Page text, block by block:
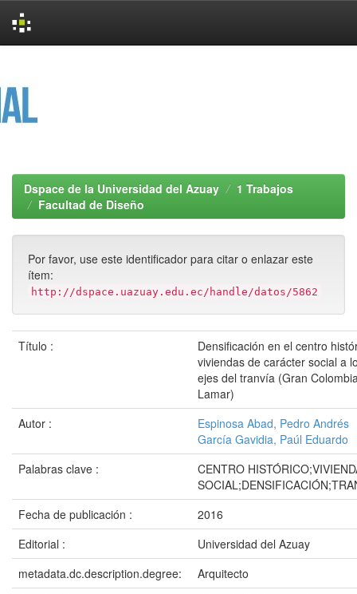
Dspace de la Universidad del Azuay
1 Trabajos
Facultad de Diseño
Por favor, use este identificador para citar o enlazar este
ítem:
http://dspace.uazuay.edu.ec/handle/datos/5862
Título :
Densificación en el centro
viviendas de carácter social a
ejes del tranvía (Gran
Lamar)
Autor :
Espinosa Abad, Pedro Andrés
García Gavidia, Paúl Eduardo
Palabras clave :
CENTRO
Fecha de publicación :
2016
Editorial :
Universidad del Azuay
metadata.dc.description.degree:
Arquitecto